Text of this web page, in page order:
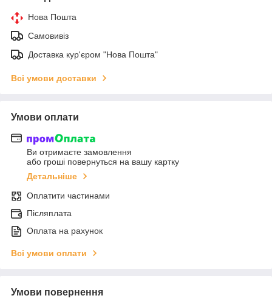
Нова Пошта
Самовивіз
Доставка кур'єром "Нова Пошта"
Всі умови доставки
Умови оплати
Ви отримаєте замовлення
або гроші повернуться на вашу картку
Детальніше
Оплатити частинами
Післяплата
Оплата на рахунок
Всі умови оплати
Умови повернення